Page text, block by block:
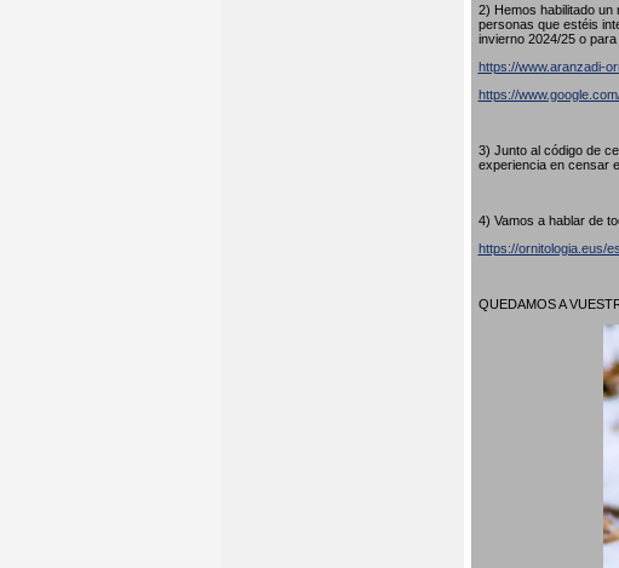
2) Hemos habilitado
personas que estéis
invierno 2024/25 o
https://www.aranzadi-
https://
3) Junto al código de
experiencia en censar
4) Vamos a hablar de
https://ornitologia.eus/
QUEDAMOS A